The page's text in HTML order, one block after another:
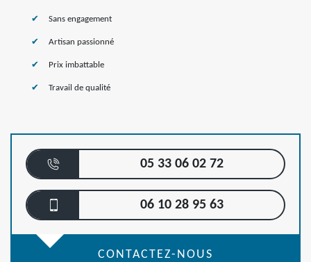
Sans engagement
Artisan passionné
Prix imbattable
Travail de qualité
05 33 06 02 72
06 10 28 95 63
CONTACTEZ-NOUS